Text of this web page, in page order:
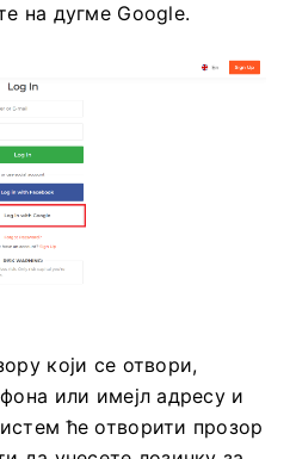
на дугме Google.
који се отвори,
или имејл адресу и
ће отворити прозор